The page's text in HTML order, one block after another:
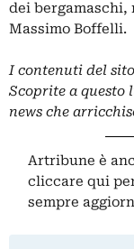
dei bergamaschi,
Massimo Boffelli.
I contenuti del
Scoprite a questo
news che
Artribune è
cliccare qui
sempre